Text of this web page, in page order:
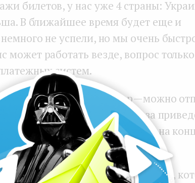
билетов, у нас уже 4 страны:
В ближайшее время будет еще и
не успели, но мы очень
может работать везде, вопрос
систем.
клиент еще и промоутер — можно
билетов и получить бонусы за
е бабушки продавали билеты на
и комиссий оператора.
впечатляют белорусские проекты,